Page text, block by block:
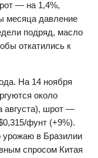
— на 1,4%,
месяца давление
подряд, масло
откатились к
На 14 ноября
около
августа), шрот —
фунт (+9%).
урожаю в Бразилии
спросом Китая